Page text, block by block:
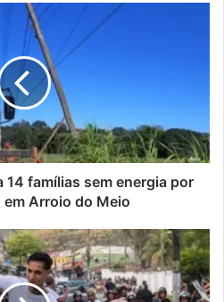
14 famílias sem energia por
em Arroio do Meio